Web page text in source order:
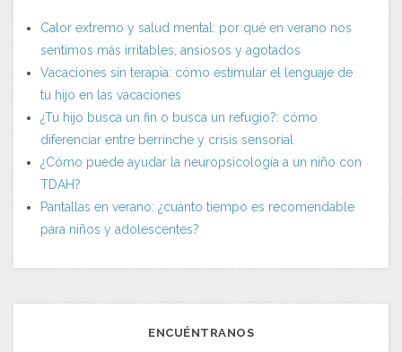
Calor extremo y salud mental: por qué en verano nos
sentimos más irritables, ansiosos y agotados
Vacaciones sin terapia: cómo estimular el lenguaje de
tu hijo en las vacaciones
¿Tu hijo busca un fin o busca un refugio?: cómo
diferenciar entre berrinche y crisis sensorial
¿Cómo puede ayudar la neuropsicología a un niño con
TDAH?
Pantallas en verano: ¿cuánto tiempo es recomendable
para niños y adolescentes?
ENCUÉNTRANOS